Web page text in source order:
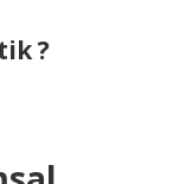
?